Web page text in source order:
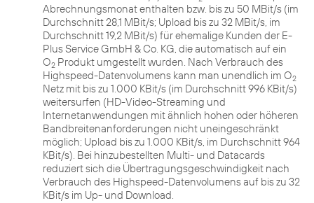
Abrechnungsmonat enthalten bzw. bis zu 50 MBit/s (im
Durchschnitt 28,1 MBit/s; Upload bis zu 32 MBit/s, im
Durchschnitt 19,2 MBit/s) für ehemalige Kunden der E-
Plus Service GmbH & Co. KG, die automatisch auf ein
O2 Produkt umgestellt wurden. Nach Verbrauch des
Highspeed-Datenvolumens kann man unendlich im O2
Netz mit bis zu 1.000 KBit/s (im Durchschnitt 996 KBit/s)
weitersurfen (HD-Video-Streaming und
Internetanwendungen mit ähnlich hohen oder höheren
Bandbreitenanforderungen nicht uneingeschränkt
möglich; Upload bis zu 1.000 KBit/s, im Durchschnitt 964
KBit/s). Bei hinzubestellten Multi- und Datacards
reduziert sich die Übertragungsgeschwindigkeit nach
Verbrauch des Highspeed-Datenvolumens auf bis zu 32
KBit/s im Up- und Download.